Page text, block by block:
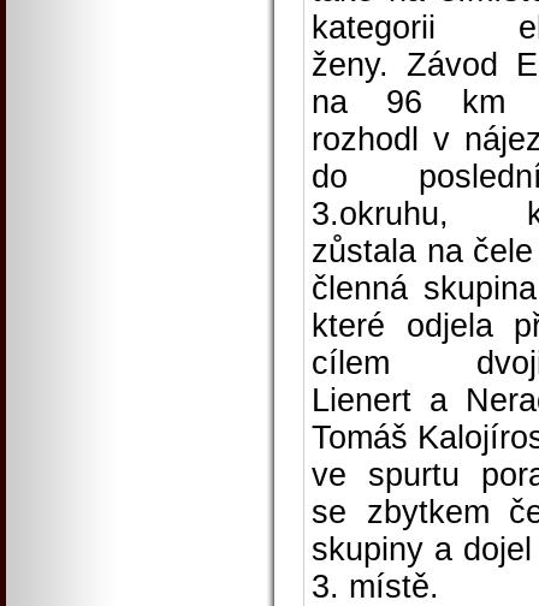
kategorii
ženy. Závod
na 96 km
rozhodl v
do
3.okruhu,
zůstala na
členná
které odjela
cílem
Lienert a
Tomáš
ve spurtu
se zbytkem
skupiny a
3. místě.